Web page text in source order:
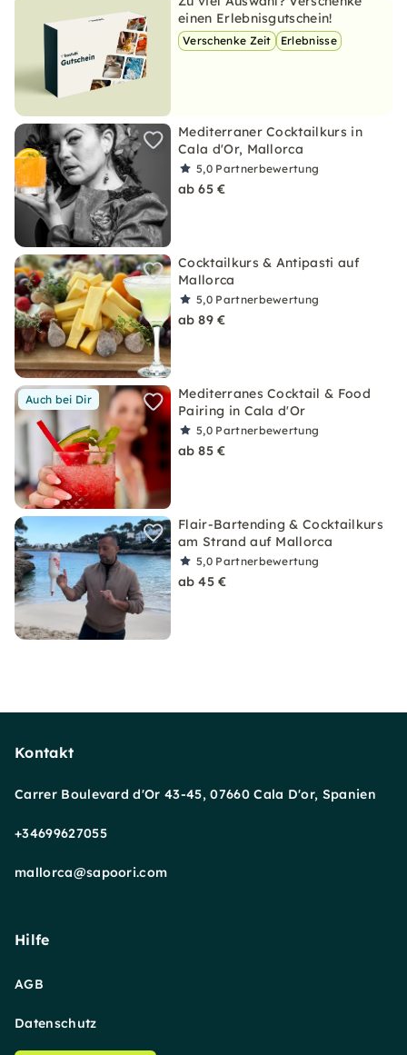
einen Erlebnisgutschein!
Verschenke Zeit Erlebnisse
Mediterraner Cocktailkurs in
Cala d'Or, Mallorca
5,0 Partnerbewertung
ab 65 €
Cocktailkurs & Antipasti auf
Mallorca
5,0 Partnerbewertung
ab 89 €
Auch bei Dir
Mediterranes Cocktail & Food
Pairing in Cala d'Or
5,0 Partnerbewertung
ab 85 €
Flair-Bartending & Cocktailkurs
am Strand auf Mallorca
5,0 Partnerbewertung
ab 45 €
Kontakt
Carrer Boulevard d'Or 43-45, 07660 Cala D'or, Spanien
+34699627055
mallorca@sapoori.com
Hilfe
AGB
Datenschutz